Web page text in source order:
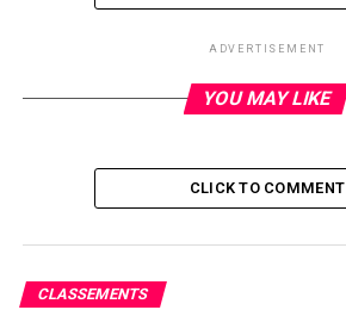
L'argent ne dort pas
Mode bluff enclenché
ADVERTISEMENT
YOU MAY LIKE
CLICK TO COMMENT
CLASSEMENTS